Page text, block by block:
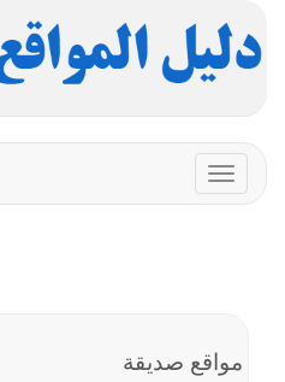
Toggle
navigation
مواقع صديقة